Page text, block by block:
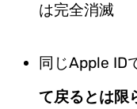
は完全消滅
同じApple ID
て戻るとは限